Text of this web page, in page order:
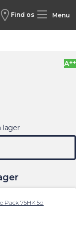
Find os Menu
A++
Pack 75HK 5d
lager